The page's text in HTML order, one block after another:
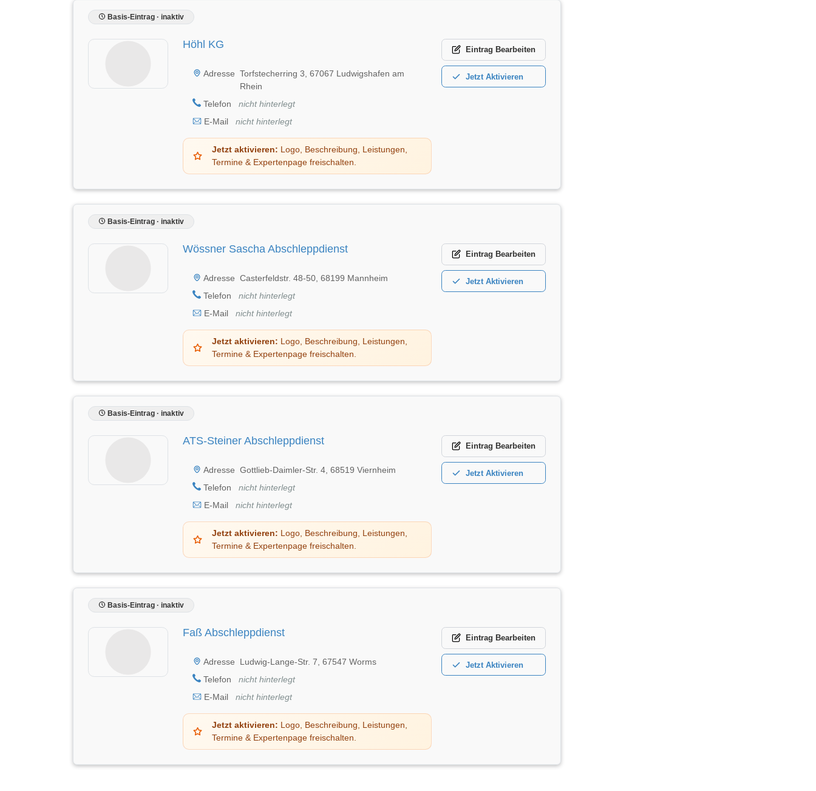
Basis-Eintrag · inaktiv
Höhl KG
Adresse Torfstecherring 3, 67067 Ludwigshafen am
Rhein
Telefon
nicht hinterlegt
E-Mail
nicht hinterlegt
Jetzt aktivieren: Logo, Beschreibung, Leistungen,
Termine & Expertenpage freischalten.
Eintrag Bearbeiten
Jetzt Aktivieren
Basis-Eintrag · inaktiv
Wössner Sascha Abschleppdienst
Adresse Casterfeldstr. 48-50, 68199 Mannheim
Telefon
nicht hinterlegt
E-Mail
nicht hinterlegt
Jetzt aktivieren: Logo, Beschreibung, Leistungen,
Termine & Expertenpage freischalten.
Eintrag Bearbeiten
Jetzt Aktivieren
Basis-Eintrag · inaktiv
ATS-Steiner Abschleppdienst
Adresse Gottlieb-Daimler-Str. 4, 68519 Viernheim
Telefon
nicht hinterlegt
E-Mail
nicht hinterlegt
Jetzt aktivieren: Logo, Beschreibung, Leistungen,
Termine & Expertenpage freischalten.
Eintrag Bearbeiten
Jetzt Aktivieren
Basis-Eintrag · inaktiv
Faß Abschleppdienst
Adresse
Ludwig-Lange-Str. 7, 67547 Worms
Telefon
nicht hinterlegt
E-Mail
nicht hinterlegt
Jetzt aktivieren: Logo, Beschreibung, Leistungen,
Termine & Expertenpage freischalten.
Eintrag Bearbeiten
Jetzt Aktivieren